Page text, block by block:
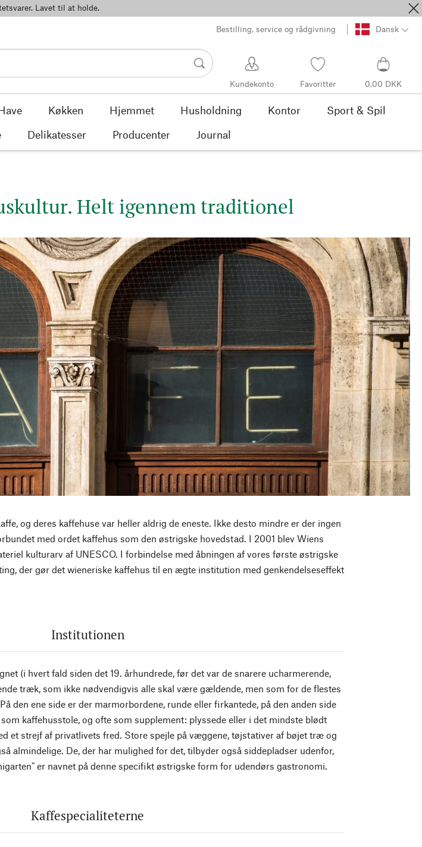
Lavet til at holde.
Bestilling, service og rådgivning Dansk
Kundekonto Favoritter 0,00 DKK
Køkken Hjemmet Husholdning Kontor
Sport & Spil
Delikatesser Producenter Journal
Helt igennem traditionel
og deres kaffehuse var heller aldrig de eneste. Ikke desto mindre er der ingen
med ordet kaffehus som den østrigske hovedstad. I 2001 blev Wiens
kulturarv af UNESCO. I forbindelse med åbningen af vores første østrigske
der gør det wieneriske kaffehus til en ægte institution med genkendelseseffekt
Institutionen
(i hvert fald siden det 19. århundrede, før det var de snarere ucharmerende,
træk, som ikke nødvendigvis alle skal være gældende, men som for de flestes
den ene side er der marmorbordene, runde eller firkantede, på den anden side
kaffehusstole, og ofte som supplement: plyssede eller i det mindste blødt
et strejf af privatlivets fred. Store spejle på væggene, tøjstativer af bøjet træ og
almindelige. De, der har mulighed for det, tilbyder også siddepladser udenfor,
er navnet på denne specifikt østrigske form for udendørs gastronomi.
Kaffespecialiteterne